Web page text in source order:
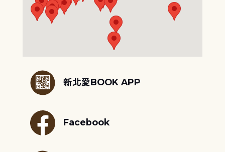
新北愛BOOK APP
Facebook